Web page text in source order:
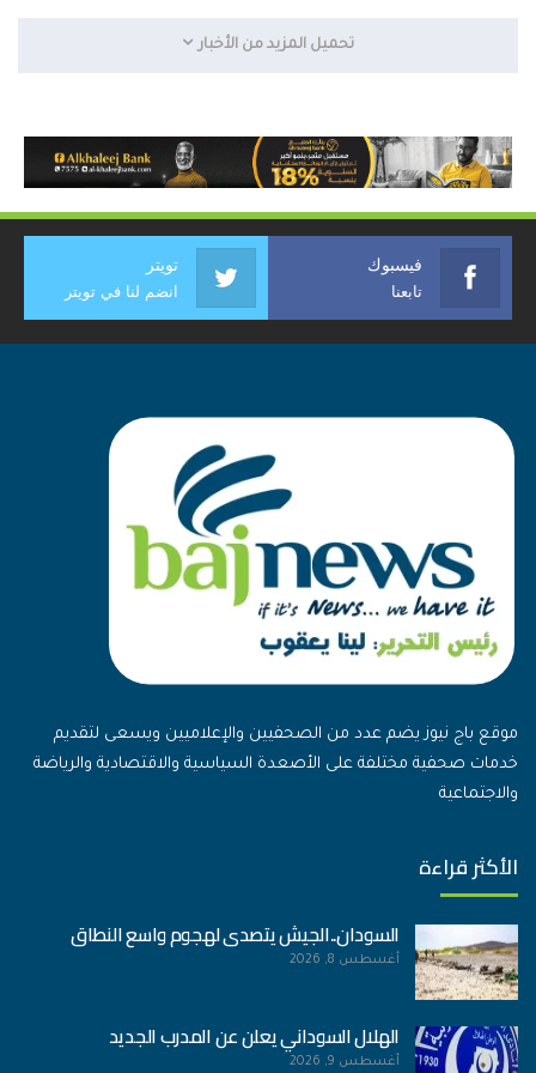
تحميل المزيد من الأخبار
فيسبوك
تابعنا
تويتر
انضم لنا في تويتر
موقع باج نيوز يضم عدد من الصحفيين والإعلاميين ويسعى لتقديم
خدمات صحفية مختلفة على الأصعدة السياسية والاقتصادية والرياضة
والاجتماعية
الأكثر قراءة
السودان..الجيش يتصدى لهجوم واسع النطاق
أغسطس 8, 2026
الهلال السوداني يعلن عن المدرب الجديد
أغسطس 9, 2026